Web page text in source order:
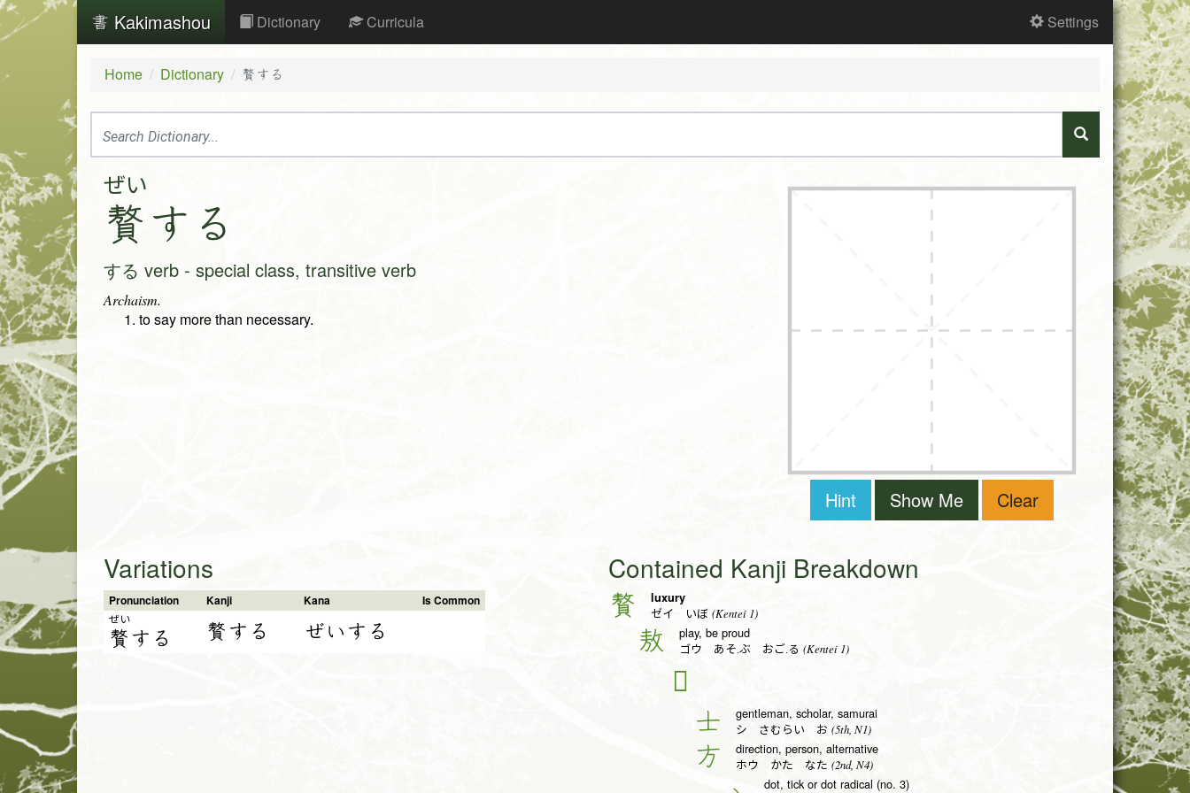
Kakimashou Dictionary Curricula Settings
Home Dictionary 贅する
ぜい
贅 す る
する verb - special class, transitive verb
Archaism.
to say more than necessary.
Hint Show Me Clear
Variations
Pronunciation Kanji Kana Is Common
ぜい
贅 す る 贅する ぜいする
Contained Kanji Breakdown
贅 luxury
ゼイ いぼ (Kentei 1)
敖 play, be proud
ゴウ あそ.ぶ おご.る (Kentei 1)
𫠤
士 gentleman, scholar, samurai
シ さむらい お (5th, N1)
方 direction, person, alternative
ホウ かた なた (2nd, N4)
dot, tick or dot radical (no. 3)